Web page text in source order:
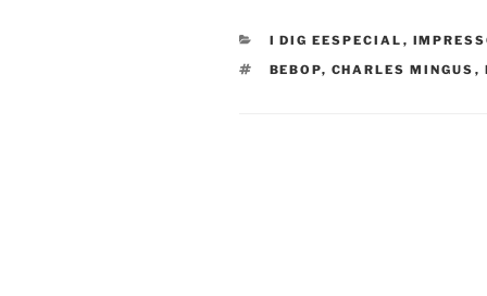
CATEGORIES
I DIG EESPECIAL ,
TAGS
BEBOP, CHARLES MINGUS ,